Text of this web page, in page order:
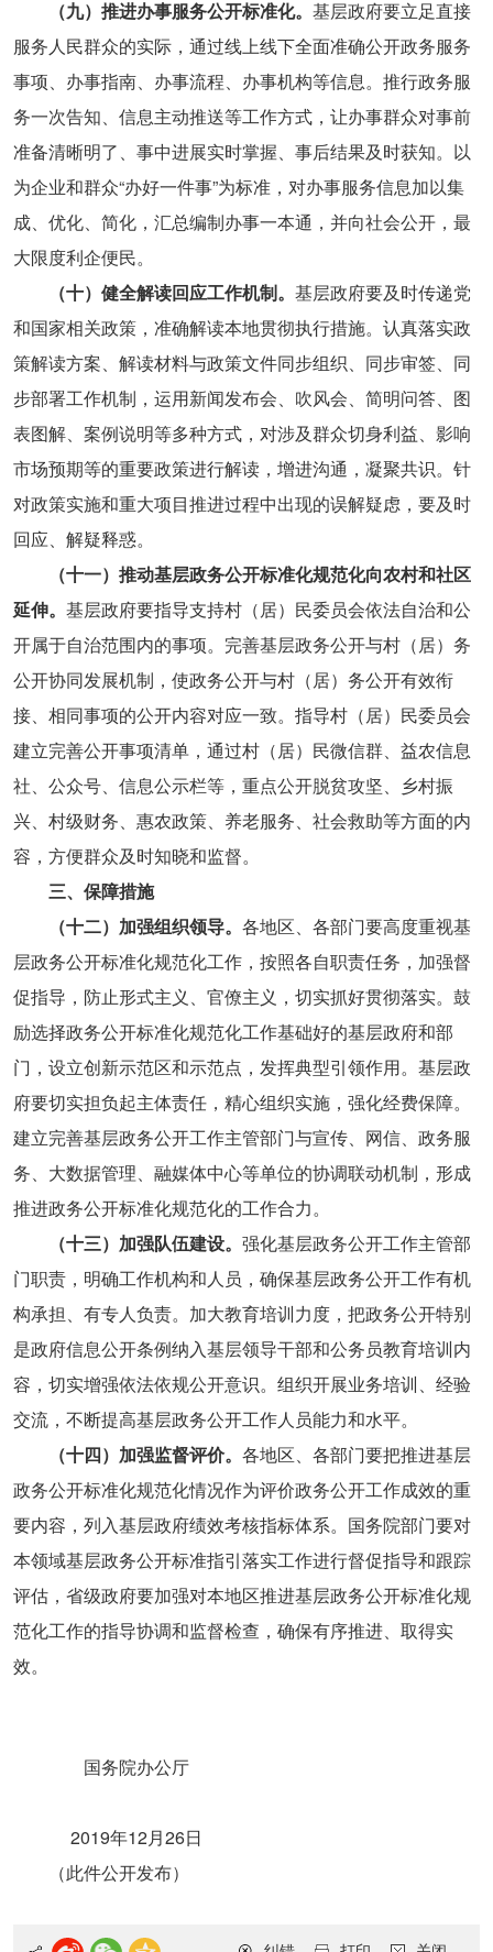
（九）推进办事服务公开标准化。 基层政府要立足直接
服务人民群众的实际，通过线上线下全面准确公开政务服务
事项、办事指南、办事流程、办事机构等信息。推行政务服
务一次告知、信息主动推送等工作方式，让办事群众对事前
准备清晰明了、事中进展实时掌握、事后结果及时获知。以
为企业和群众“办好一件事”为标准，对办事服务信息加以集
成、优化、简化，汇总编制办事一本通，并向社会公开，最
大限度利企便民。
（十）健全解读回应工作机制。 基层政府要及时传递党
和国家相关政策，准确解读本地贯彻执行措施。认真落实政
策解读方案、解读材料与政策文件同步组织、同步审签、同
步部署工作机制，运用新闻发布会、吹风会、简明问答、图
表图解、案例说明等多种方式，对涉及群众切身利益、影响
市场预期等的重要政策进行解读，增进沟通，凝聚共识。针
对政策实施和重大项目推进过程中出现的误解疑虑，要及时
回应、解疑释惑。
（十一）推动基层政务公开标准化规范化向农村和社区
延伸。 基层政府要指导支持村（居）民委员会依法自治和公
开属于自治范围内的事项。完善基层政务公开与村（居）务
公开协同发展机制，使政务公开与村（居）务公开有效衔
接、相同事项的公开内容对应一致。指导村（居）民委员会
建立完善公开事项清单，通过村（居）民微信群、益农信息
社、公众号、信息公示栏等，重点公开脱贫攻坚、乡村振
兴、村级财务、惠农政策、养老服务、社会救助等方面的内
容，方便群众及时知晓和监督。
三、保障措施
（十二）加强组织领导。 各地区、各部门要高度重视基
层政务公开标准化规范化工作，按照各自职责任务，加强督
促指导，防止形式主义、官僚主义，切实抓好贯彻落实。鼓
励选择政务公开标准化规范化工作基础好的基层政府和部
门，设立创新示范区和示范点，发挥典型引领作用。基层政
府要切实担负起主体责任，精心组织实施，强化经费保障。
建立完善基层政务公开工作主管部门与宣传、网信、政务服
务、大数据管理、融媒体中心等单位的协调联动机制，形成
推进政务公开标准化规范化的工作合力。
（十三）加强队伍建设。 强化基层政务公开工作主管部
门职责，明确工作机构和人员，确保基层政务公开工作有机
构承担、有专人负责。加大教育培训力度，把政务公开特别
是政府信息公开条例纳入基层领导干部和公务员教育培训内
容，切实增强依法依规公开意识。组织开展业务培训、经验
交流，不断提高基层政务公开工作人员能力和水平。
（十四）加强监督评价。 各地区、各部门要把推进基层
政务公开标准化规范化情况作为评价政务公开工作成效的重
要内容，列入基层政府绩效考核指标体系。国务院部门要对
本领域基层政务公开标准指引落实工作进行督促指导和跟踪
评估，省级政府要加强对本地区推进基层政务公开标准化规
范化工作的指导协调和监督检查，确保有序推进、取得实
效。
国务院办公厅
2019年12月26日
（此件公开发布）